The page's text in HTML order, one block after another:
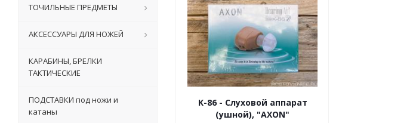
K-86 - Слуховой аппарат
(ушной), "AXON"
ТОЧИЛЬНЫЕ ПРЕДМЕТЫ
АКСЕССУАРЫ ДЛЯ НОЖЕЙ
КАРАБИНЫ, БРЕЛКИ
ТАКТИЧЕСКИЕ
ПОДСТАВКИ под ножи и
катаны